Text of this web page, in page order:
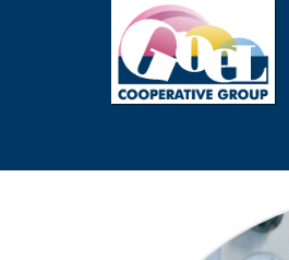
MAIN
NAVIGATION